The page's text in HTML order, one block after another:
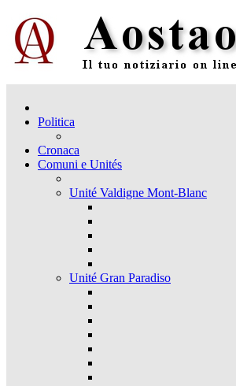
Politica
Cronaca
Comuni e Unités
Unité Valdigne Mont-Blanc
Unité Gran Paradiso